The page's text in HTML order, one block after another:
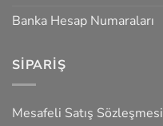
Banka Hesap Numaraları
SIPARIŞ
Mesafeli Satış Sözleşmesi